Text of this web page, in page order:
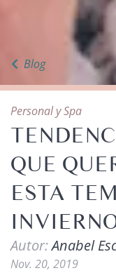
Blog
Personal y Spa
QUE
ESTA
Autor:Anabel
Nov. 20, 2019